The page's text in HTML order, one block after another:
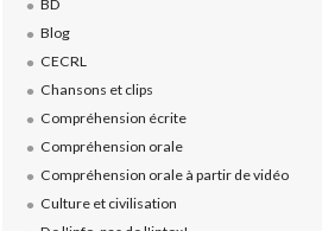
BD
Blog
CECRL
Chansons et clips
Compréhension écrite
Compréhension orale
Compréhension orale à partir de vidéo
Culture et civilisation